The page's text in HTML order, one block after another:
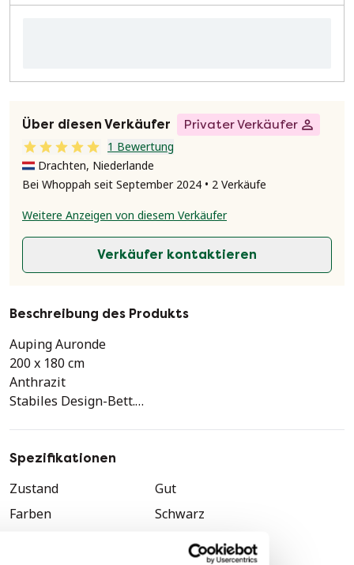
Über diesen Verkäufer
Privater Verkäufer
1 Bewertung
Drachten, Niederlande
Bei Whoppah seit September 2024 • 2 Verkäufe
Weitere Anzeigen von diesem Verkäufer
Verkäufer kontaktieren
Beschreibung des Produkts
Auping Auronde
200 x 180 cm
Anthrazit
Stabiles Design-Bett.
Matratze darauf sind diese nicht sichtbar.
Spezifikationen
Zustand
Gut
Farben
Schwarz